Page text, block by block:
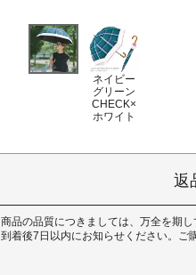
ネイビー
グリーン
CHECK×
ホワイト
返
商品の品質につきましては、万全を期
到着後7日以内にお知らせください。ご